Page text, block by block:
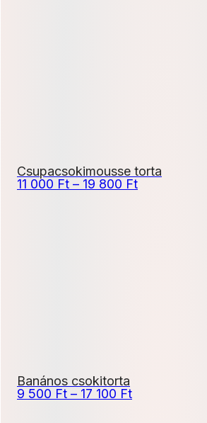
Csupacsokimousse torta
11 000 Ft – 19 800 FtÁrtartomány:
Banános csokitorta
9 500 Ft – 17 100 FtÁrtartomány: